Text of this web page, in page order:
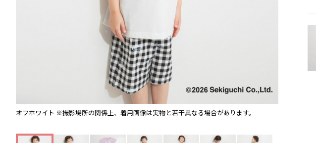
オフホワイト ※撮影場所の関係上、着用画像は実物と若干異なる場合があります。